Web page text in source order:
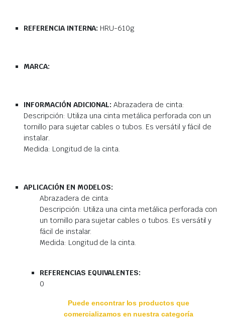
REFERENCIA INTERNA: HRU-610g
MARCA:
INFORMACIÓN ADICIONAL:Abrazadera de cinta:
Descripción: Utiliza una cinta metálica perforada con un
tornillo para sujetar cables o tubos. Es versátil y fácil de
instalar.
Medida: Longitud de la cinta.
APLICACIÓN EN MODELOS:
Abrazadera de cinta:
Descripción: Utiliza una cinta metálica perforada con
un tornillo para sujetar cables o tubos. Es versátil y
fácil de instalar.
Medida: Longitud de la cinta.
REFERENCIAS EQUIVALENTES:
0
Puede encontrar los productos que
comercializamos en nuestra categoría